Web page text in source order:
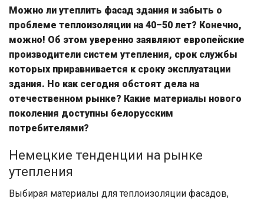
Можно ли утеплить фасад здания и забыть о
проблеме теплоизоляции на 40–50 лет? Конечно,
можно! Об этом уверенно заявляют европейские
производители систем утепления, срок службы
которых приравнивается к сроку эксплуатации
здания. Но как сегодня обстоят дела на
отечественном рынке? Какие материалы нового
поколения доступны белорусским
потребителями?
Немецкие тенденции на рынке
утепления
Выбирая материалы для теплоизоляции фасадов,